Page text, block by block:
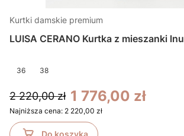
Kurtki damskie premium
LUISA CERANO Kurtka z mieszanki lnu
36 38
2 220,00 zł 1 776,00 zł
Najniższa cena: 2 220,00 zł
Do koszyka